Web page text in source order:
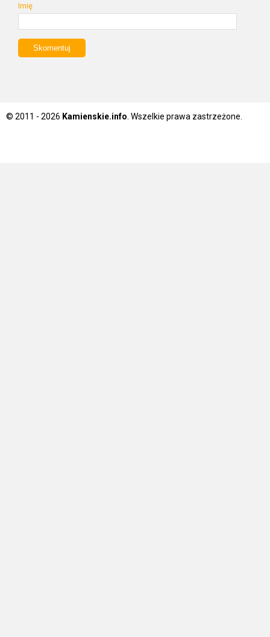
Imię
© 2011 - 2026 Kamienskie.info . Wszelkie prawa zastrzeżone.